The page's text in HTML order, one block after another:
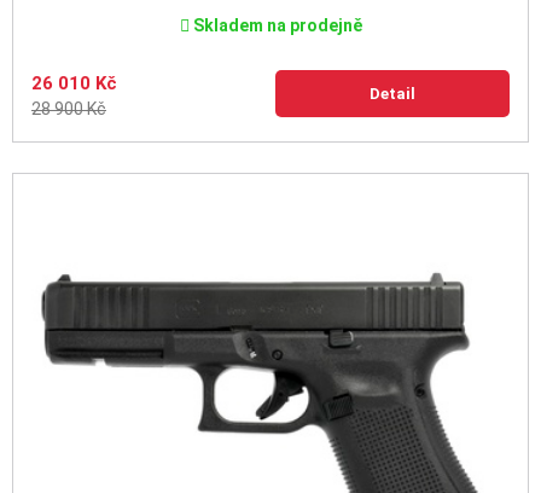
Skladem na prodejně
26 010 Kč
28 900 Kč
Detail